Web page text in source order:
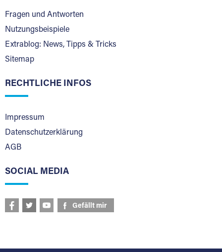
Fragen und Antworten
Nutzungsbeispiele
Extrablog: News, Tipps & Tricks
Sitemap
RECHTLICHE INFOS
Impressum
Datenschutzerklärung
AGB
SOCIAL MEDIA
Gefällt mir